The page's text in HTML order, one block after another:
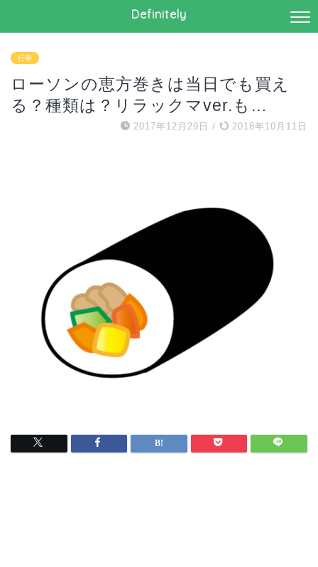
Definitely
行事
ローソンの恵方巻きは当日でも買え
る？種類は？リラックマver.も…
2017年12月29日 / 2018年10月11日